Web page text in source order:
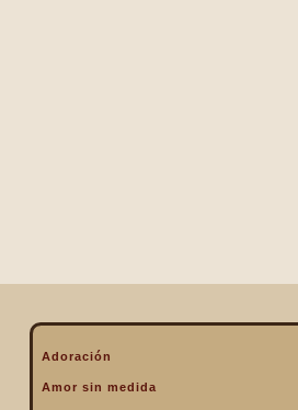
Encarnación
La Eucaristía y la Pasión
Adoración
Amor sin medida